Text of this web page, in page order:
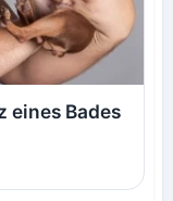
eines Bades